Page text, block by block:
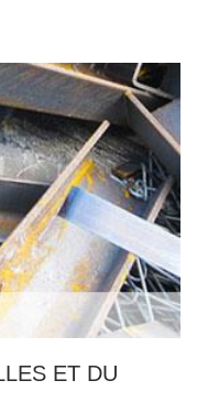
ET DU